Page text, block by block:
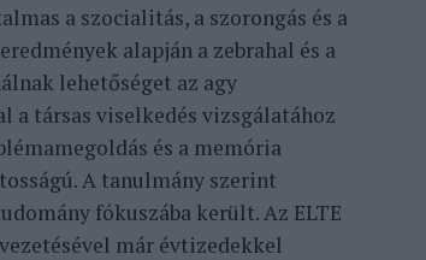
a szocialitás, a szorongás és a
alapján a zebrahal és a
lehetőséget az agy
a társas viselkedés vizsgálatához
és a memória
A tanulmány szerint
fókuszába került. Az ELTE
már évtizedekkel